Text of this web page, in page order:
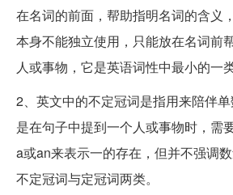
在名词的前面，帮助指明名词的含义
本身不能独立使用，只能放在名词前
人或事物，它是英语词性中最小的一类
2、英文中的不定冠词是指用来陪伴
是在句子中提到一个人或事物时，需
a或an来表示一的存在，但并不强调
不定冠词与定冠词两类。